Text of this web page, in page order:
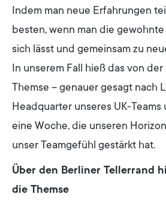
Indem man neue Erfahrungen
besten, wenn man die
sich lässt und gemeinsam zu
In unserem Fall hieß das von der
Themse – genauer gesagt nach
Headquarter unseres UK-
eine Woche, die unseren
unser Teamgefühl gestärkt hat.
Über den Berliner Tellerrand
die Themse